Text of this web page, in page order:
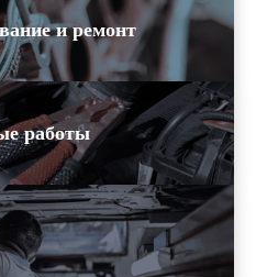
и ремонт
работы